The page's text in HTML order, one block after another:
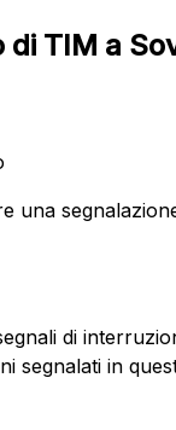
TIM a
una
di
segnalati in